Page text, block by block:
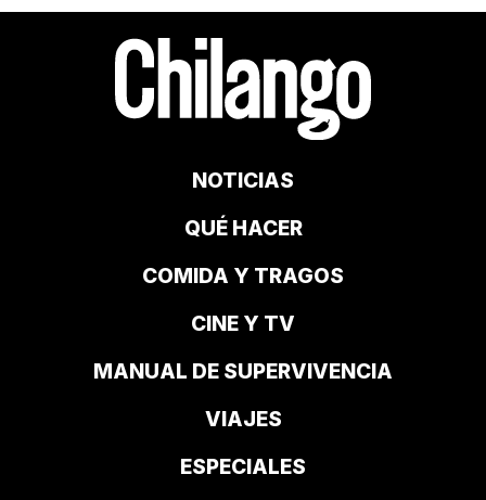
NOTICIAS
QUÉ HACER
COMIDA Y TRAGOS
CINE Y TV
MANUAL DE SUPERVIVENCIA
VIAJES
ESPECIALES